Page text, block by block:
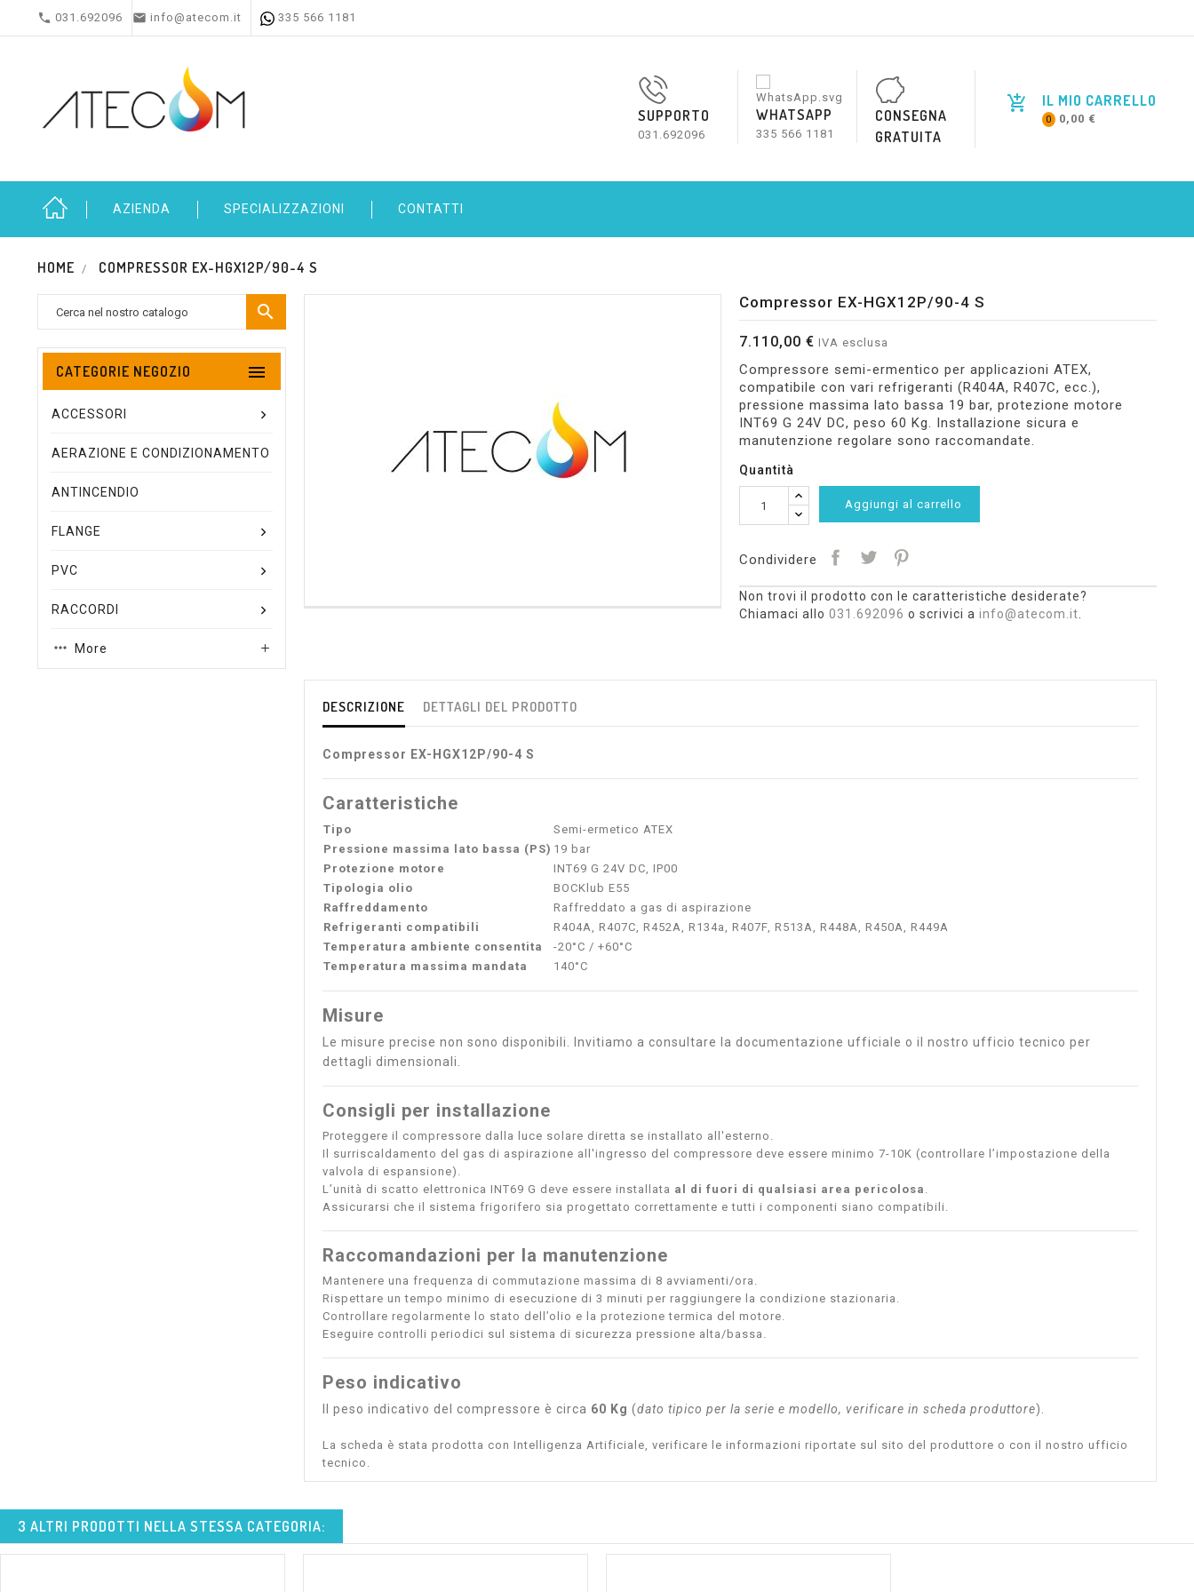
 031.692096  info@atecom.it 335 566 1181
IL MIO CARRELLO
0 0,00 €
SUPPORTO
031.692096
WHATSAPP
335 566 1181
CONSEGNA
GRATUITA
AZIENDA SPECIALIZZAZIONI CONTATTI
HOME COMPRESSOR EX-HGX12P/90-4 S

CATEGORIE NEGOZIO 
ACCESSORI
AERAZIONE E CONDIZIONAMENTO
ANTINCENDIO
FLANGE
PVC
RACCORDI
More 
Compressor EX-HGX12P/90-4 S
7.110,00 € IVA esclusa
Compressore semi-ermentico per applicazioni ATEX,
compatibile con vari refrigeranti (R404A, R407C, ecc.),
pressione massima lato bassa 19 bar, protezione motore
INT69 G 24V DC, peso 60 Kg. Installazione sicura e
manutenzione regolare sono raccomandate.
Quantità
Aggiungi al carrello
Condividere
Non trovi il prodotto con le caratteristiche desiderate?
Chiamaci allo 031.692096 o scrivici a info@atecom.it
DESCRIZIONE DETTAGLI DEL PRODOTTO
Compressor EX-HGX12P/90-4 S
Caratteristiche
Tipo
Semi-ermetico ATEX
Pressione massima lato bassa (PS) 19 bar
Protezione motore
INT69 G 24V DC, IP00
Tipologia olio
BOCKlub E55
Raffreddamento
Raffreddato a gas di aspirazione
Refrigeranti compatibili
R404A, R407C, R452A, R134a, R407F, R513A, R448A, R450A, R449A
Temperatura ambiente consentita
-20°C / +60°C
Temperatura massima mandata
140°C
Misure
Le misure precise non sono disponibili. Invitiamo a consultare la documentazione ufficiale o il nostro ufficio tecnico per
dettagli dimensionali.
Consigli per installazione
Proteggere il compressore dalla luce solare diretta se installato all'esterno.
Il surriscaldamento del gas di aspirazione all'ingresso del compressore deve essere minimo 7-10K (controllare l’impostazione della
valvola di espansione).
L’unità di scatto elettronica INT69 G deve essere installata al di fuori di qualsiasi area pericolosa .
Assicurarsi che il sistema frigorifero sia progettato correttamente e tutti i componenti siano compatibili.
Raccomandazioni per la manutenzione
Mantenere una frequenza di commutazione massima di 8 avviamenti/ora.
Rispettare un tempo minimo di esecuzione di 3 minuti per raggiungere la condizione stazionaria.
Controllare regolarmente lo stato dell’olio e la protezione termica del motore.
Eseguire controlli periodici sul sistema di sicurezza pressione alta/bassa.
Peso indicativo
Il peso indicativo del compressore è circa 60 Kg (dato tipico per la serie e modello, verificare in scheda produttore).
La scheda è stata prodotta con Intelligenza Artificiale, verificare le informazioni riportate sul sito del produttore o con il nostro ufficio
tecnico.
3 ALTRI PRODOTTI NELLA STESSA CATEGORIA: